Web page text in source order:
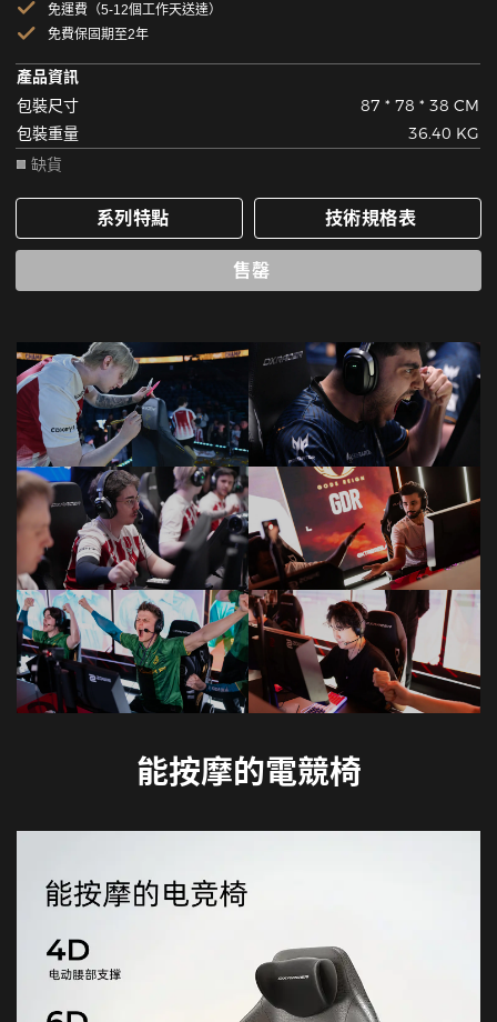
免運費（5-12個工作天送達）
免費保固期至2年
產品資訊
包裝尺寸
87 * 78 * 38 CM
包裝重量
36.40 KG
缺貨
系列特點 技術規格表
售罄
能按摩的電競椅